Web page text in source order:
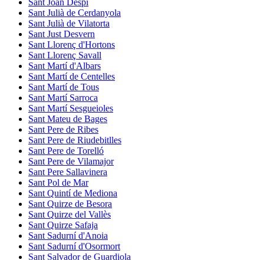
Sant Julià de Cerdanyola
Sant Julià de Vilatorta
Sant Just Desvern
Sant Llorenç d'Hortons
Sant Llorenç Savall
Sant Martí d'Albars
Sant Martí de Centelles
Sant Martí de Tous
Sant Martí Sarroca
Sant Martí Sesgueioles
Sant Mateu de Bages
Sant Pere de Ribes
Sant Pere de Riudebitlles
Sant Pere de Torelló
Sant Pere de Vilamajor
Sant Pere Sallavinera
Sant Pol de Mar
Sant Quintí de Mediona
Sant Quirze de Besora
Sant Quirze del Vallès
Sant Quirze Safaja
Sant Sadurní d'Anoia
Sant Sadurní d'Osormort
Sant Salvador de Guardiola